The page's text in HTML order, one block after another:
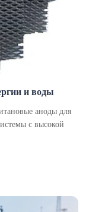
и воды
аноды для
с высокой